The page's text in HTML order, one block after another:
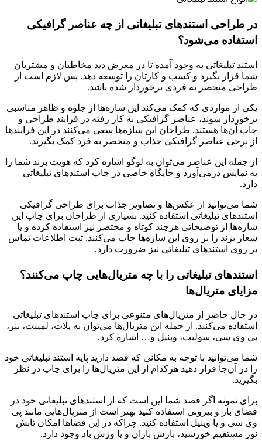
در طراحی استندهای تبلیغاتی از چه عناصر گرافیکی
استفاده می‌شود؟
استند تبلیغاتی به‌ وجود آمده تا در معرض دید مخاطبان و مشتریان
شما قرار بگیرد و کسب‌ و کارتان را توسعه دهد. پس لازم است از
طراحی منحصر به‌ فردی برخوردار شده باشد.
یکی از مواردی که کمک می‌کند این سازه‌ها از جلوه و ظاهر مناسبی
برخوردار شوند، عناصر گرافیکی به‌ کار رفته در فرایند طراحی و
چاپ آن‌ها هستند. طراحان این سازه‌ها سعی می‌کنند در این فرایندها
از برخی عناصر گرافیکی جذاب و منحصر به فرد کمک بگیرند.
از جمله این عناصر می‌توان به لوگو اشاره کرد که هویت برند شما را
به نمایش درمی‌آورد و جایگاه خاصی در چاپ استندهای تبلیغاتی
دارد.
شما می‌توانید از عکس‌ها و تصاویر جذاب برای طراحی گرافیکی
استندهای تبلیغاتی استفاده کنید. بسیاری از طراحان برای چاپ این
سازه‌ها از توضیحاتی هرچند کوتاه و مختصر نیز استفاده کرده و یا
شعار برند را بر روی این سازه‌ها چاپ می‌کنند. ثبت اطلاعات تماس
بر روی استندهای تبلیغاتی نیز ضرورت دارد.
استندهای تبلیغاتی را با چه متریال‌هایی چاپ می‌کنند؟
مزایای متریال‌ها
در حال‌ حاضر از متریال‌های متنوعی برای چاپ استندهای تبلیغاتی
استفاده می‌کنند. از جمله این متریال‌ها می‌توان به پلات، لمینت، بنر،
پی وی سی، سولیت، وینیل و… اشاره کرد.
شما می‌توانید با توجه به مکانی که قصد دارید پایه استند تبلیغاتی خود
را در آن‌جا قرار دهید هرکدام از این متریال‌ها را برای چاپ در نظر
بگیرید.
برای نمونه اگر قصد شما این است که از استندهای تبلیغاتی خود در
فضای باز و بیرونی استفاده کنید بهتر است از متریال‌هایی مانند پی
وی سی و یا وینیل استفاده کنید. چراکه در این فضاها امکان تابش
نور مستقیم خورشید، بارش باران و یا وزش باد وجود دارد.